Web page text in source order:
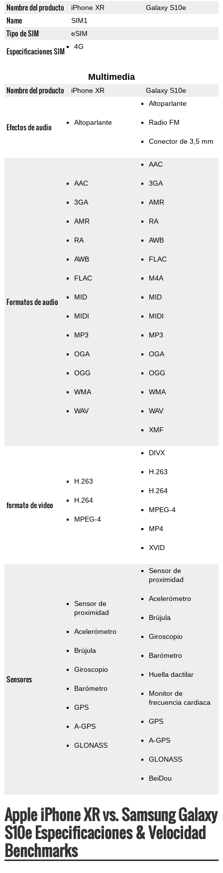
Nombre del producto iPhone XR Galaxy S10e
Name SIM1
Tipo de SIM eSIM
Especificaciones SIM 4G
Multimedia
Nombre del producto iPhone XR Galaxy S10e
Efectos de audio Altoparlante
Altoparlante
Radio FM
Conector de 3,5 mm
Formatos de audio
AAC
3GA
AMR
RA
AWB
FLAC
MID
MIDI
MP3
OGA
OGG
WMA
WAV
AAC
3GA
AMR
RA
AWB
FLAC
M4A
MID
MIDI
MP3
OGA
OGG
WMA
WAV
XMF
formato de video
H.263
H.264
MPEG-4
DIVX
H.263
H.264
MPEG-4
MP4
XVID
Sensores
Sensor de
proximidad
Acelerómetro
Brújula
Giroscopio
Barómetro
GPS
A-GPS
GLONASS
Sensor de
proximidad
Acelerómetro
Brújula
Giroscopio
Barómetro
Huella dactilar
Monitor de
frecuencia cardiaca
GPS
A-GPS
GLONASS
BeiDou
Apple iPhone XR vs. Samsung Galaxy
S10e Especificaciones & Velocidad
Benchmarks